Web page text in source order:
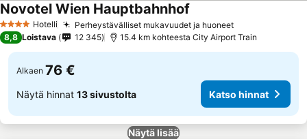
4 Tähtiluokitus
Hotelli Perheystävälliset mukavuudet ja huoneet
Novotel Wien Hauptbahnhof
8,8 Loistava 12 345 15.4 km kohteesta City Airport Train
Alkaen 76 €
Näytä hinnat 13 sivustolta Katso hinnat
Näytä lisää